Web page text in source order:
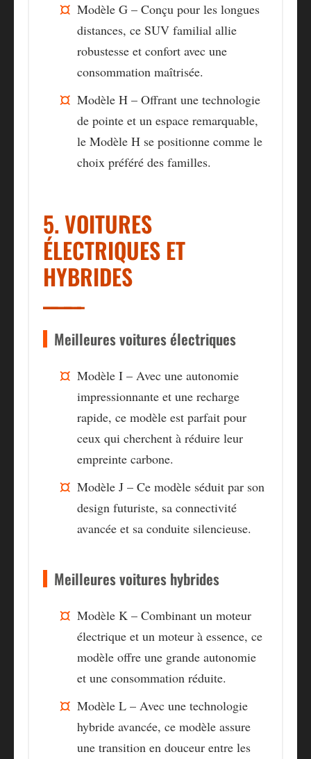
Modèle G – Conçu pour les longues
distances, ce SUV familial allie
robustesse et confort avec une
consommation maîtrisée.
Modèle H – Offrant une technologie
de pointe et un espace remarquable,
le Modèle H se positionne comme le
choix préféré des familles.
5. VOITURES
ÉLECTRIQUES ET
HYBRIDES
Meilleures voitures électriques
Modèle I – Avec une autonomie
impressionnante et une recharge
rapide, ce modèle est parfait pour
ceux qui cherchent à réduire leur
empreinte carbone.
Modèle J – Ce modèle séduit par son
design futuriste, sa connectivité
avancée et sa conduite silencieuse.
Meilleures voitures hybrides
Modèle K – Combinant un moteur
électrique et un moteur à essence, ce
modèle offre une grande autonomie
et une consommation réduite.
Modèle L – Avec une technologie
hybride avancée, ce modèle assure
une transition en douceur entre les